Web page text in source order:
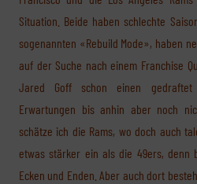
Situation. Beide haben schlechte
sogenannten «Rebuild Mode», haben
auf der Suche nach einem Franchise
Jared Goff schon einen
Erwartungen bis anhin aber noch
schätze ich die Rams, wo doch auch
etwas stärker ein als die 49ers, denn
Ecken und Enden. Aber auch dort